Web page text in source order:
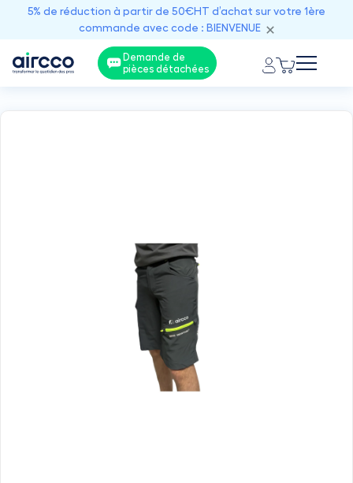
5% de réduction à partir de 50€HT d’achat sur votre 1ère
commande avec code : BIENVENUE
Demande de
pièces détachées